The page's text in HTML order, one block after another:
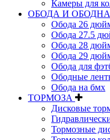
Камеры для
ОБОДА И
Обода 26
Обода 27.5
Обода 28
Обода 29
Обода для
Ободные
Обода на бмх
ТОРМОЗА
Дисковые
Тормозные